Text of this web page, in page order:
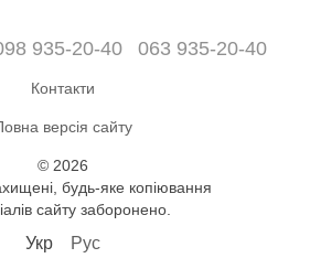
935-20-40 063 935-20-40
Контакти
версія сайту
© 2026
будь-яке копіювання
сайту заборонено.
Укр Рус